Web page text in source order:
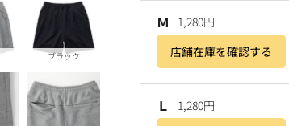
ブラック
Ｍ 1,280円
店舗在庫を確認する
Ｌ 1,280円